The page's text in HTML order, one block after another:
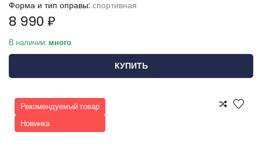
Форма и тип оправы: спортивная
8 990 ₽
В наличии: много
КУПИТЬ
Рекомендуемый товар
Новинка